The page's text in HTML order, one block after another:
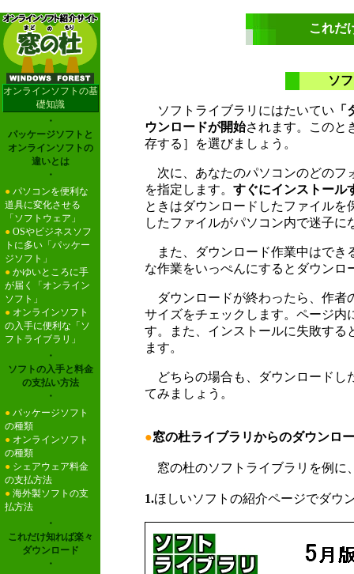
オンラインソフトの基
礎知識
・
パッケージソフトと
オンラインソフトの
違いとは
・
● パソコンを便利な
道具に変化させる
「ソフトウェア」
● OSやビジネスソフ
トに多い「パッケー
ジソフト」
● かゆいところに手
が届く「オンライン
ソフト」
● オンラインソフト
の入手に便利な「ソ
フトライブラリ」
・
ソフトの入手と料金
の支払い方法
・
● パッケージソフト
の種類
● オンラインソフト
の種類
● シェアウェア料金
の支払方法
● 海外製ソフトの支
払方法
・
これだけ知れば楽々
ダウンロード
・
これだ
ソ
ソフトライブラリにはたいてい
ウンロードが開始されます。このと
存する］を選びましょう。
次に、あなたのパソコンのどのフ
を指定します。 すぐにインストール
ときはダウンロードしたファイル
したファイルがパソコン内で迷子に
また、ダウンロード作業中はでき
な作業をいっぺんにするとダウンロ
ダウンロードが終わったら、作者
サイズをチェックします。ページ内
す。また、インストールに失敗する
ます。
どちらの場合も、ダウンロードし
てみましょう。
●窓の杜ライブラリからのダウンロ
窓の杜のソフトライブラリを例に
1.ほしいソフトの紹介ページでダウ